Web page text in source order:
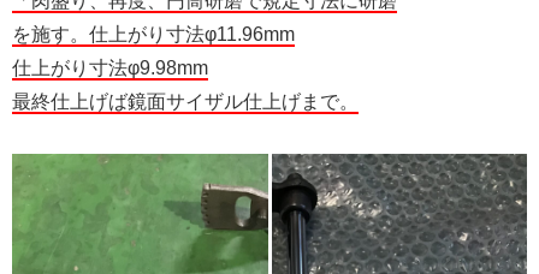
を施す。仕上がり寸法φ11.96mm
仕上がり寸法φ9.98mm
最終仕上げば鏡面サイザル仕上げまで。